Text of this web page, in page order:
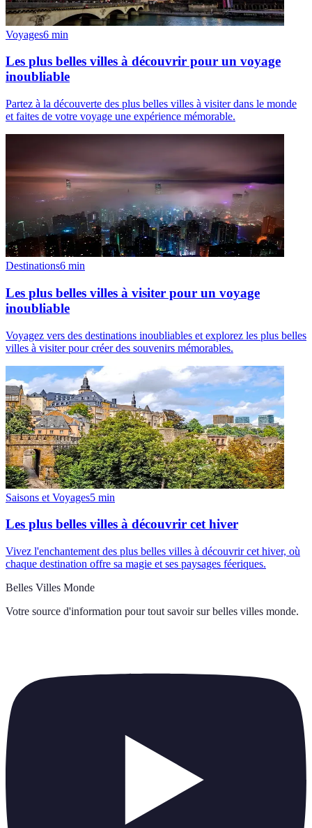
Voyages6 min
Les plus belles villes à découvrir pour un voyage
inoubliable
Partez à la découverte des plus belles villes à visiter dans le monde
et faites de votre voyage une expérience mémorable.
Destinations6 min
Les plus belles villes à visiter pour un voyage
inoubliable
Voyagez vers des destinations inoubliables et explorez les plus belles
villes à visiter pour créer des souvenirs mémorables.
Saisons et Voyages5 min
Les plus belles villes à découvrir cet hiver
Vivez l'enchantement des plus belles villes à découvrir cet hiver, où
chaque destination offre sa magie et ses paysages féeriques.
Belles Villes Monde
Votre source d'information pour tout savoir sur belles villes monde.